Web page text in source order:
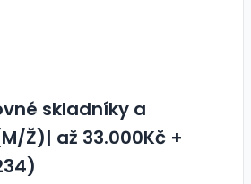
skladníky a
Ž)| až 33.000Kč +